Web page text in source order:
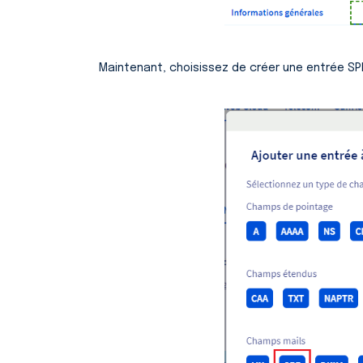
Maintenant, choisissez de créer une entrée